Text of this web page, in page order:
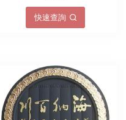
快速查詢